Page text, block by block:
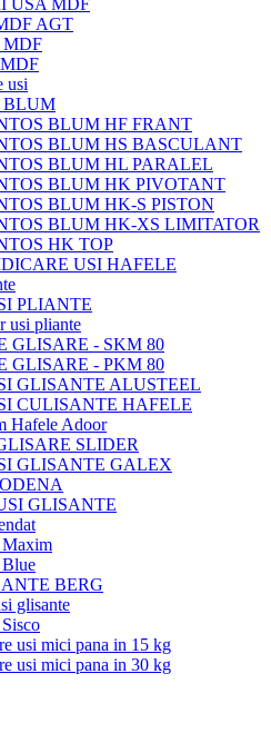
USA MDF
AGT
MDF
usi
BLUM
BLUM HF FRANT
BLUM HS BASCULANT
BLUM HL PARALEL
BLUM HK PIVOTANT
BLUM HK-S PISTON
BLUM HK-XS LIMITATOR
HK TOP
USI HAFELE
PLIANTE
usi pliante
GLISARE - SKM 80
GLISARE - PKM 80
GLISANTE ALUSTEEL
CULISANTE HAFELE
Hafele Adoor
SLIDER
GLISANTE GALEX
GLISANTE
Maxim
BERG
glisante
usi mici pana in 15 kg
usi mici pana in 30 kg